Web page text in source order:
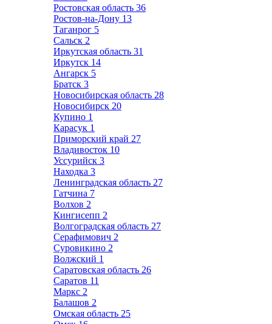
Ростовская область 36
Ростов-на-Дону 13
Таганрог 5
Сальск 2
Иркутская область 31
Иркутск 14
Ангарск 5
Братск 3
Новосибирская область 28
Новосибирск 20
Купино 1
Карасук 1
Приморский край 27
Владивосток 10
Уссурийск 3
Находка 3
Ленинградская область 27
Гатчина 7
Волхов 2
Кингисепп 2
Волгоградская область 27
Серафимович 2
Суровикино 2
Волжский 1
Саратовская область 26
Саратов 11
Маркс 2
Балашов 2
Омская область 25